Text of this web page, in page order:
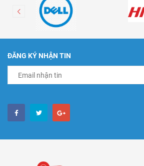
ĐĂNG KÝ NHẬN TIN